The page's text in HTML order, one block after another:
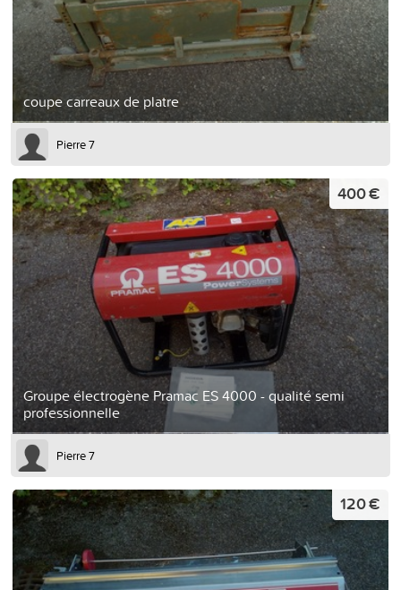
coupe carreaux de platre
Pierre 7
Groupe électrogène Pramac ES 4000 - qualité semi
professionnelle
400 €
Pierre 7
120 €